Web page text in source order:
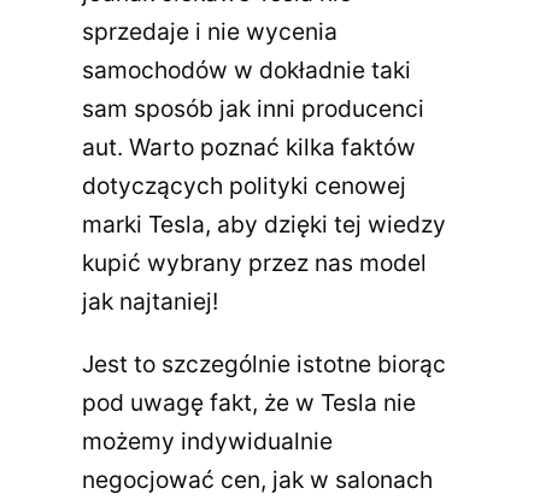
sprzedaje i nie wycenia
samochodów w dokładnie taki
sam sposób jak inni producenci
aut. Warto poznać kilka faktów
dotyczących polityki cenowej
marki Tesla, aby dzięki tej wiedzy
kupić wybrany przez nas model
jak najtaniej!
Jest to szczególnie istotne biorąc
pod uwagę fakt, że w Tesla nie
możemy indywidualnie
negocjować cen, jak w salonach